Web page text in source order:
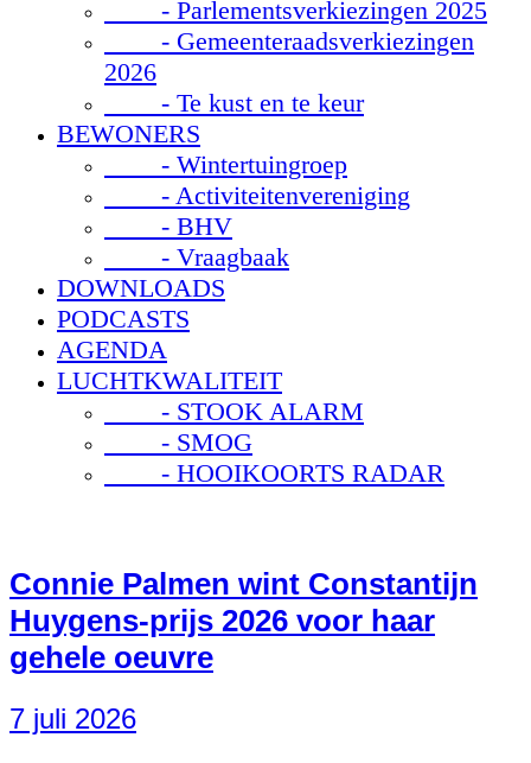
- Parlementsverkiezingen 2025
- Gemeenteraadsverkiezingen
2026
- Te kust en te keur
BEWONERS
- Wintertuingroep
- Activiteitenvereniging
- BHV
- Vraagbaak
DOWNLOADS
PODCASTS
AGENDA
LUCHTKWALITEIT
- STOOK ALARM
- SMOG
- HOOIKOORTS RADAR
Connie Palmen wint Constantijn
Huygens-prijs 2026 voor haar
gehele oeuvre
7 juli 2026